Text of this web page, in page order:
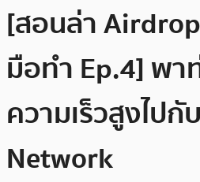
[สอนล่า
มือทำ Ep.4] พา
ความเร็วสูงไปกั
Network